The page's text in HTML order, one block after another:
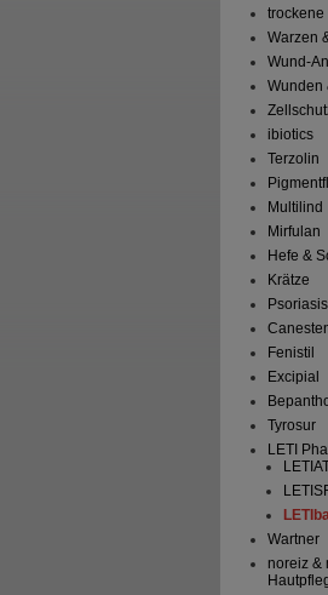
trockene
Warzen
Wund-
Wunden
ibiotics
Terzolin
Multilind
Mirfulan
Hefe &
Krätze
Psoriasis
Fenistil
Excipial
Tyrosur
LETI
Wartner
noreiz &